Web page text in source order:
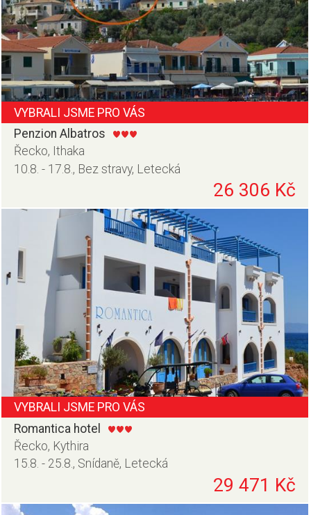
VYBRALI JSME PRO VÁS
Penzion Albatros
Řecko, Ithaka
10.8. - 17.8., Bez stravy, Letecká
26 306 Kč
VYBRALI JSME PRO VÁS
Romantica hotel
Řecko, Kythira
15.8. - 25.8., Snídaně, Letecká
29 471 Kč